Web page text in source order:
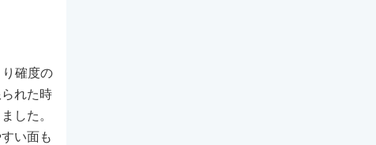
確度の
れた時
した。
い面も